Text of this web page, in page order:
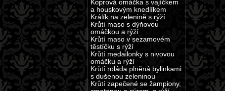
Koprová omáčka s vajíčkem
a houskovým knedlíkem
Králík na zelenině s rýží
Krůtí maso s dýňovou
omáčkou a rýží
Krůtí maso v sezamovém
těstíčku s rýží
Krůtí medailonky s nivovou
omáčku a rýží
Krůtí roláda plněná bylinkami
s dušenou zeleninou
Krůtí zapečené se žampiony,